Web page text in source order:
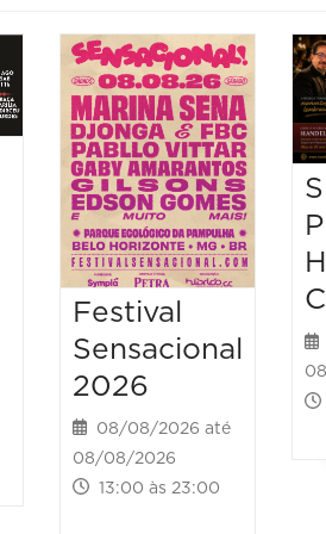
Festival
Sensacional
2026
08/08/2026 até
08/08/2026
13:00 às 23:00